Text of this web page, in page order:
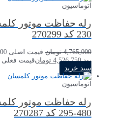
اتوماسیون
230 کد 270299
4,765,000 تومان
بود.4,526,750 تومانقیمت فعلی 4,526,750 تومان است.
سبد خرید
اتوماسیون
295-480 کد 270287